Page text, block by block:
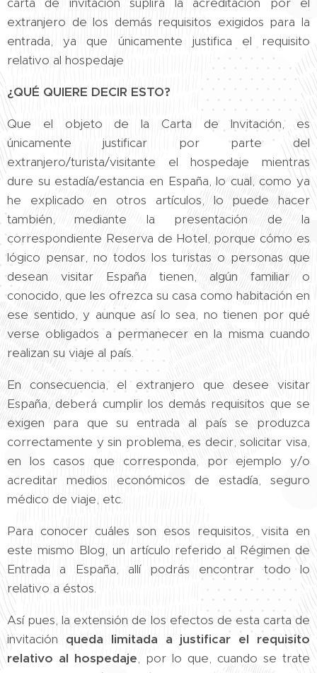
extranjero de los demás requisitos exigidos para la
entrada, ya que únicamente justifica el requisito
relativo al hospedaje
¿QUÉ QUIERE DECIR ESTO?
Que el objeto de la Carta de Invitación, es
únicamente justificar por parte del
extranjero/turista/visitante el hospedaje mientras
dure su estadía/estancia en España, lo cual, como ya
he explicado en otros artículos, lo puede hacer
también, mediante la presentación de la
correspondiente Reserva de Hotel, porque cómo es
lógico pensar, no todos los turistas o personas que
desean visitar España tienen, algún familiar o
conocido, que les ofrezca su casa como habitación en
ese sentido, y aunque así lo sea, no tienen por qué
verse obligados a permanecer en la misma cuando
realizan su viaje al país.
En consecuencia, el extranjero que desee visitar
España, deberá cumplir los demás requisitos que se
exigen para que su entrada al país se produzca
correctamente y sin problema, es decir, solicitar visa,
en los casos que corresponda, por ejemplo y/o
acreditar medios económicos de estadía, seguro
médico de viaje, etc.
Para conocer cuáles son esos requisitos, visita en
este mismo Blog, un artículo referido al Régimen de
Entrada a España, allí podrás encontrar todo lo
relativo a éstos.
Así pues, la extensión de los efectos de esta carta de
invitación queda limitada a justificar el requisito
relativo al hospedaje, por lo que, cuando se trate